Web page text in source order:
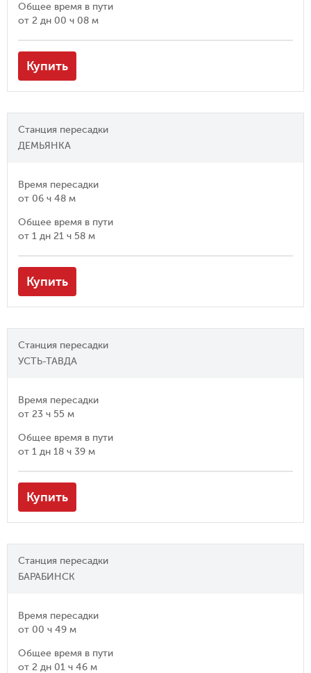
Общее время в пути
от 2 дн 00 ч 08 м
Купить
Станция пересадки
ДЕМЬЯНКА
Время пересадки
от 06 ч 48 м
Общее время в пути
от 1 дн 21 ч 58 м
Купить
Станция пересадки
УСТЬ-ТАВДА
Время пересадки
от 23 ч 55 м
Общее время в пути
от 1 дн 18 ч 39 м
Купить
Станция пересадки
БАРАБИНСК
Время пересадки
от 00 ч 49 м
Общее время в пути
от 2 дн 01 ч 46 м